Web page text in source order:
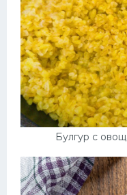
Булгур с